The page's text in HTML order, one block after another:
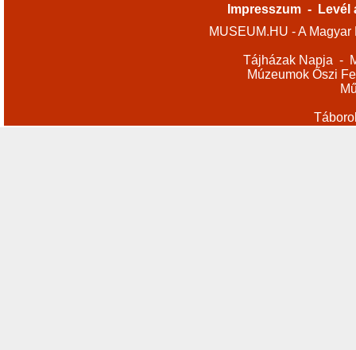
Impresszum -
Levél
MUSEUM.HU - A
Tájházak Napja -
Múzeumok Őszi